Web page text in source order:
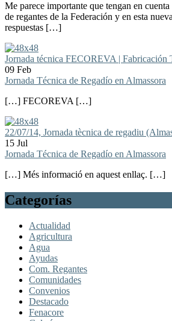
Me parece importante que tengan en
de regantes de la Federación y en esta
respuestas […]
Jornada técnica FECOREVA | Fabricación
09 Feb
Jornada Técnica de Regadío en Almassora
[…] FECOREVA […]
22/07/14, Jornada tècnica de regadiu
15 Jul
Jornada Técnica de Regadío en Almassora
[…] Més informació en aquest enllaç. […]
Categorías
Actualidad
Agricultura
Agua
Ayudas
Com. Regantes
Comunidades
Convenios
Destacado
Fenacore